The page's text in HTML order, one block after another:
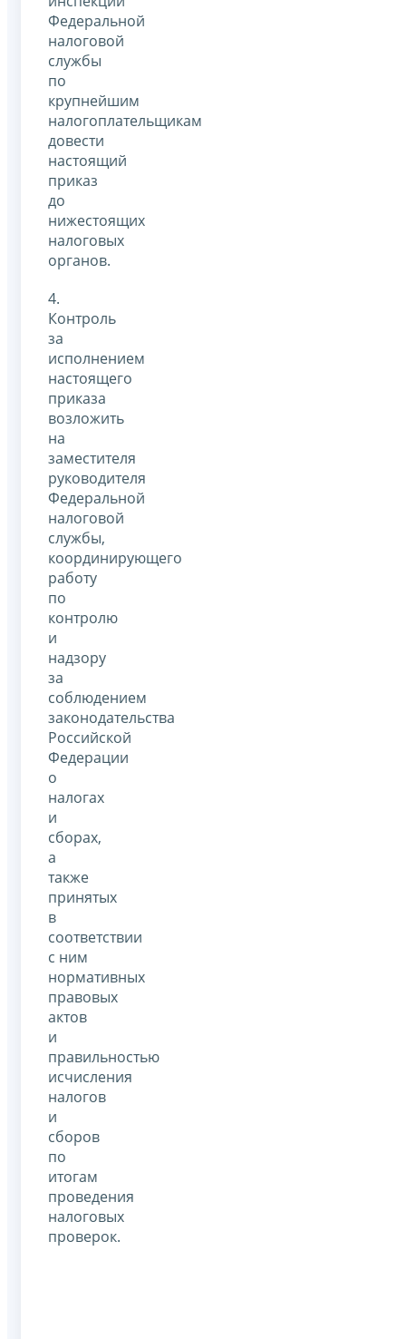
Федеральной
налоговой
службы
по
крупнейшим
налогоплательщикам
довести
настоящий
приказ
до
нижестоящих
налоговых
органов.
4.
Контроль
за
исполнением
настоящего
приказа
возложить
на
заместителя
руководителя
Федеральной
налоговой
службы,
координирующего
работу
по
контролю
и
надзору
за
соблюдением
законодательства
Российской
Федерации
о
налогах
и
сборах,
а
также
принятых
в
соответствии
с ним
нормативных
правовых
актов
и
правильностью
исчисления
налогов
и
сборов
по
итогам
проведения
налоговых
проверок.